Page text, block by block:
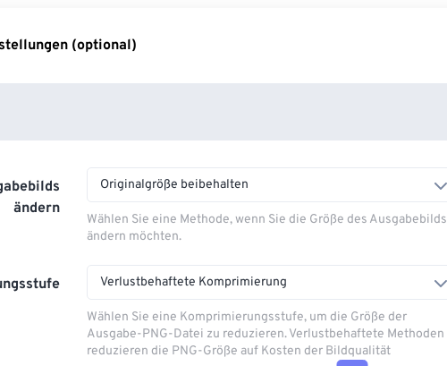
(optional)
ändern
Originalgröße beibehalten
Wählen Sie eine Methode, wenn Sie die Größe des Ausgabebilds
ändern möchten.
Verlustbehaftete Komprimierung
Wählen Sie eine Komprimierungsstufe, um die Größe der
Ausgabe-PNG-Datei zu reduzieren. Verlustbehaftete Methoden
reduzieren die PNG-Größe auf Kosten der Bildqualität